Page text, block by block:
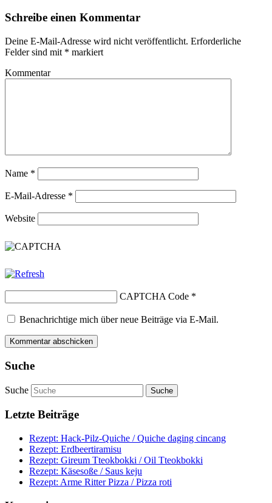
Schreibe einen Kommentar
Deine E-Mail-Adresse wird nicht veröffentlicht. Erforderliche
Felder sind mit * markiert
Kommentar
Name *
E-Mail-Adresse *
Website
CAPTCHA Code *
Benachrichtige mich über neue Beiträge via E-Mail.
Suche
Suche
Letzte Beiträge
Rezept: Hack-Pilz-Quiche / Quiche daging cincang
Rezept: Erdbeertiramisu
Rezept: Gireum Tteokbokki / Oil Tteokbokki
Rezept: Käsesoße / Saus keju
Rezept: Arme Ritter Pizza / Pizza roti